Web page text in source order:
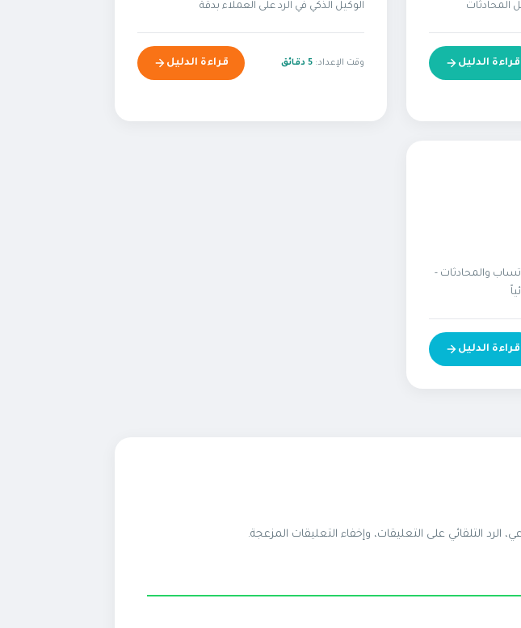
المحادثات
قراءة الدليل
الوكيل الذكي في الرد على العملاء بدقة
وقت الإعداد: 5 دقائق قراءة الدليل
والمحادثات -
قراءة الدليل
التلقائي على التعليقات، وإخفاء التعليقات المزعجة.